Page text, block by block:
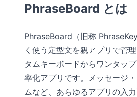
PhraseBoard とは
PhraseBoard（旧称
く使う定型文を親アプリで管
タムキーボードからワンタッ
率化アプリです。メッセージ
ムなど、あらゆるアプリの入